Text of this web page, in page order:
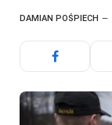
DAMIAN POŚPIECH